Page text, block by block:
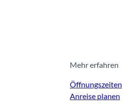
Mehr erfahren
Öffnungszeiten
Anreise planen